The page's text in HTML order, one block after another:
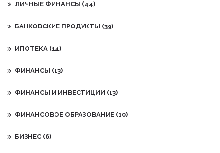
ЛИЧНЫЕ ФИНАНСЫ (44)
БАНКОВСКИЕ ПРОДУКТЫ (39)
ИПОТЕКА (14)
ФИНАНСЫ (13)
ФИНАНСЫ И ИНВЕСТИЦИИ (13)
ФИНАНСОВОЕ ОБРАЗОВАНИЕ (10)
БИЗНЕС (6)